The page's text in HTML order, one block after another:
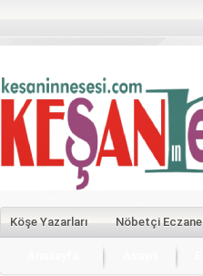
Köşe Yazarları Nöbetçi Eczane